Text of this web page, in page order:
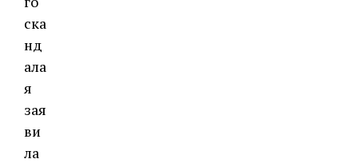
ска
нд
ала
я
зая
ви
ла